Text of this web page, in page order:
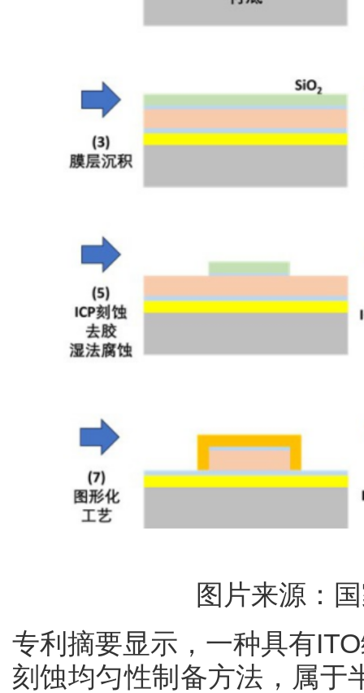
图片来源：
专利摘要显示，一种具有
刻蚀均匀性制备方法，属于